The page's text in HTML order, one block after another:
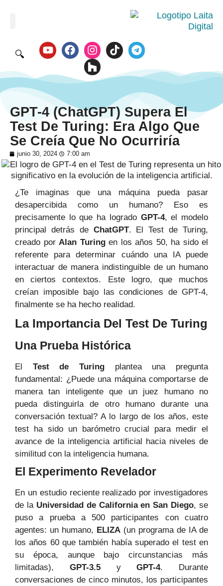
🔍
GPT-4 (ChatGPT) Supera El
Test De Turing: Era Algo Que
Se Creía Que No Ocurriría
junio 30, 2024 7:00 am
¿Te imaginas que una máquina pueda pasar
desapercibida como un humano? Eso es
precisamente lo que ha logrado GPT-4, el modelo
principal detrás de ChatGPT. El Test de Turing,
creado por Alan Turingen los años 50, ha sido el
referente para determinar cuándo una IA puede
interactuar de manera indistinguible de un humano
en ciertos contextos. Este logro, que muchos
creían imposible bajo las condiciones de GPT-4,
finalmente se ha hecho realidad.
La Importancia Del Test De Turing
Una Prueba Histórica
El Test de Turing plantea una pregunta
fundamental: ¿Puede una máquina comportarse de
manera tan inteligente que un juez humano no
pueda distinguirla de otro humano durante una
conversación textual? A lo largo de los años, este
test ha sido un barómetro crucial para medir el
avance de la inteligencia artificial hacia niveles de
similitud con la inteligencia humana.
El Experimento Revelador
En un estudio reciente realizado por investigadores
de la Universidad de California en San Diego, se
puso a prueba a 500 participantes con cuatro
agentes: un humano, ELIZA (un programa de IA de
los años 60 que también había superado el test en
su época, aunque bajo circunstancias más
limitadas), GPT-3.5yGPT-4. Durante
conversaciones de cinco minutos, los participantes